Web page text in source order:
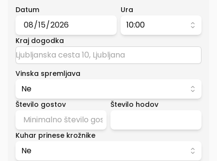
Datum Ura
10:00
Kraj dogodka
Vinska spremljava
Ne
Število gostov Število hodov
Kuhar prinese krožnike
Ne